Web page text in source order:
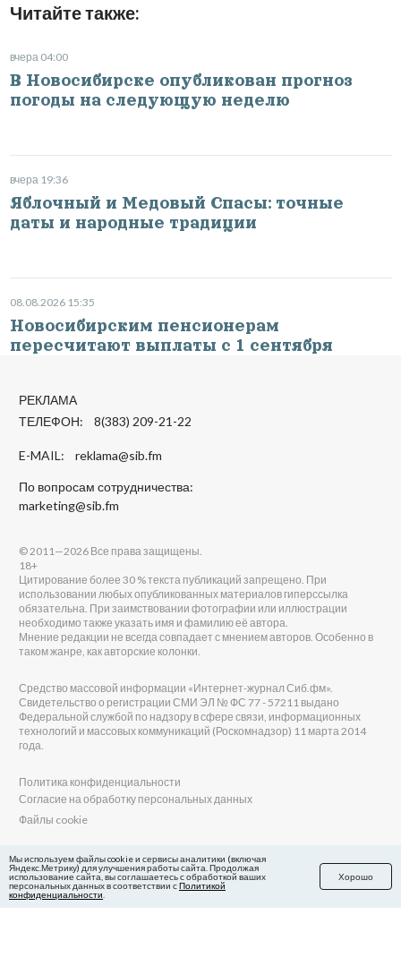
Читайте также:
вчера 04:00
В Новосибирске опубликован прогноз
погоды на следующую неделю
вчера 19:36
Яблочный и Медовый Спасы: точные
даты и народные традиции
08.08.2026 15:35
Новосибирским пенсионерам
пересчитают выплаты с 1 сентября
РЕКЛАМА
ТЕЛЕФОН: 8(383) 209-21-22
E-MAIL: reklama@sib.fm
По вопросам сотрудничества:
marketing@sib.fm
© 2011—2026 Все права защищены.
18+
Цитирование более 30 % текста публикаций запрещено. При
использовании любых опубликованных материалов гиперссылка
обязательна. При заимствовании фотографии или иллюстрации
необходимо также указать имя и фамилию её автора.
Мнение редакции не всегда совпадает с мнением авторов. Особенно в
таком жанре, как авторские колонки.
Средство массовой информации «Интернет-журнал Сиб.фм».
Свидетельство о регистрации СМИ ЭЛ № ФС 77 - 57211 выдано
Федеральной службой по надзору в сфере связи, информационных
технологий и массовых коммуникаций (Роскомнадзор) 11 марта 2014
года.
Политика конфиденциальности
Согласие на обработку персональных данных
Файлы cookie
Главный редактор Сиб.фм
Бобровников Виктор Евгеньевич
Учредитель ООО «Сиб.фм»
E-mail редакции: fm@sib.fm
Мы используем файлы cookie и сервисы аналитики (включая
Яндекс.Метрику) для улучшения работы сайта. Продолжая
использование сайта, вы соглашаетесь с обработкой ваших
персональных данных в соответствии сПолитикой
конфиденциальности
Хорошо